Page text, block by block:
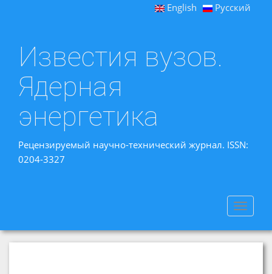
English Русский
Известия вузов.
Ядерная
энергетика
Рецензируемый научно-технический журнал. ISSN:
0204-3327
Toggle